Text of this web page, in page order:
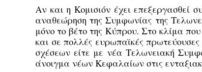
Αν και η Κομισιόν έχει επεξεργασθεί
αναθεώρηση της Συμφωνίας της
μόνο το βέτο της Κύπρου. Στο κλίμα
και σε πολλές ευρωπαϊκές
σχέσεων είτε με νέα Τελωνειακή
άνοιγμα νέων Κεφαλαίων στις